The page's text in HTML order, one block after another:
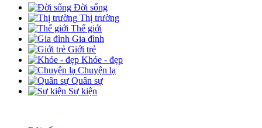
Đời sống
Thị trường
Thế giới
Gia đình
Giới trẻ
Khỏe - đẹp
Chuyện lạ
Quân sự
Sự kiện